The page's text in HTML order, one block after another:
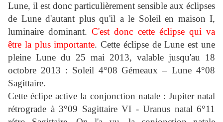
Lune, il est donc particulièrement sensible aux éclipses
de Lune d'autant plus qu'il a le Soleil en maison I,
luminaire dominant.C'est donc cette éclipse qui va
être la plus importante. Cette éclipse de Lune est une
pleine Lune du 25 mai 2013, valable jusqu'au 18
octobre 2013 : Soleil 4°08 Gémeaux – Lune 4°08
Sagittaire.
Cette éclipe active la conjonction natale : Jupiter natal
rétrograde à 3°09 Sagittaire VI - Uranus natal 6°11